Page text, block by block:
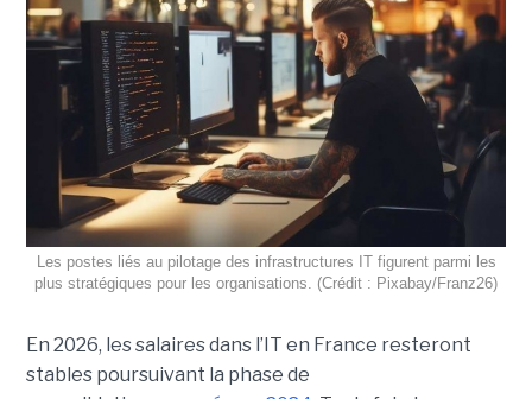
Les postes liés au pilotage des infrastructures IT figurent parmi les
plus stratégiques pour les organisations. (Crédit : Pixabay/Franz26)
En 2026, les salaires dans l’IT en France resteront
stables poursuivant la phase de